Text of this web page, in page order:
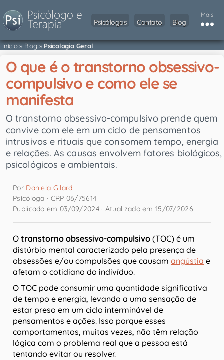
Psicólogos Contato Blog
Mais
Início» Blog»Psicologia Geral
O que é o transtorno obsessivo-
compulsivo e como ele se
manifesta
O transtorno obsessivo-compulsivo prende quem
convive com ele em um ciclo de pensamentos
intrusivos e rituais que consomem tempo, energia
e relações. As causas envolvem fatores biológicos,
psicológicos e ambientais.
Por Daniela Gilardi
Psicóloga · CRP 06/75614
Publicado em 03/09/2024 · Atualizado em 15/07/2026
O transtorno obsessivo-compulsivo (TOC) é um
distúrbio mental caracterizado pela presença de
obsessões e/ou compulsões que causam angústia e
afetam o cotidiano do indivíduo.
O TOC pode consumir uma quantidade significativa
de tempo e energia, levando a uma sensação de
estar preso em um ciclo interminável de
pensamentos e ações. Isso porque esses
comportamentos, muitas vezes, não têm relação
lógica com o problema real que a pessoa está
tentando evitar ou resolver.